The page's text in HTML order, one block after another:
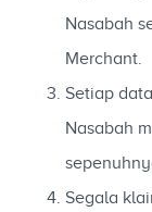
Nasabah
Merchant.
Setiap
Nasabah
Segala